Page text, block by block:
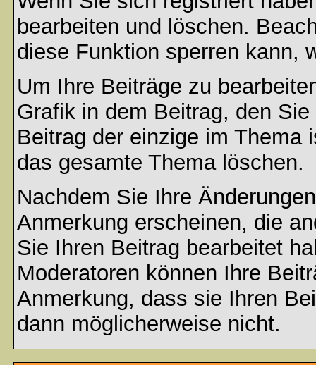
bearbeiten und löschen.
diese Funktion sperren kann,
Um Ihre Beiträge zu
Grafik in dem Beitrag, den
Beitrag der einzige im Thema
das gesamte Thema löschen.
Nachdem Sie Ihre
Anmerkung erscheinen, die
Sie Ihren Beitrag bearbeitet
Moderatoren können Ihre
Anmerkung, dass sie Ihren
dann möglicherweise nicht.